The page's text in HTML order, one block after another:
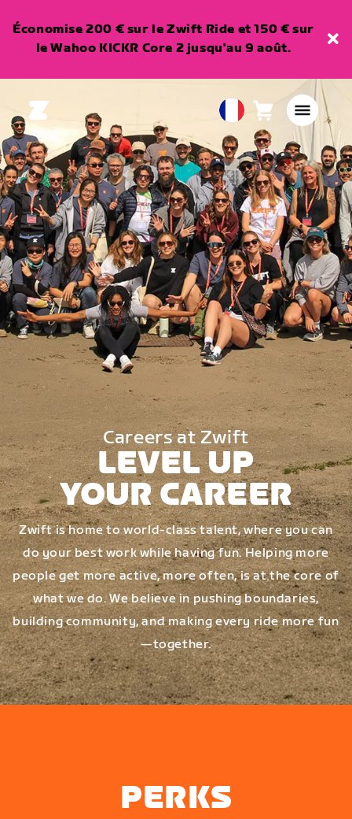
Économise 200 € sur le Zwift Ride et 150 € sur
le Wahoo KICKR Core 2 jusqu'au 9 août.
European
Union
Français
Panier0
article
Careers at Zwift
LEVEL UP
YOUR CAREER
Zwift is home to world-class talent, where you can
do your best work while having fun. Helping more
people get more active, more often, is at the core of
what we do. We believe in pushing boundaries,
building community, and making every ride more fun
—together.
PERKS